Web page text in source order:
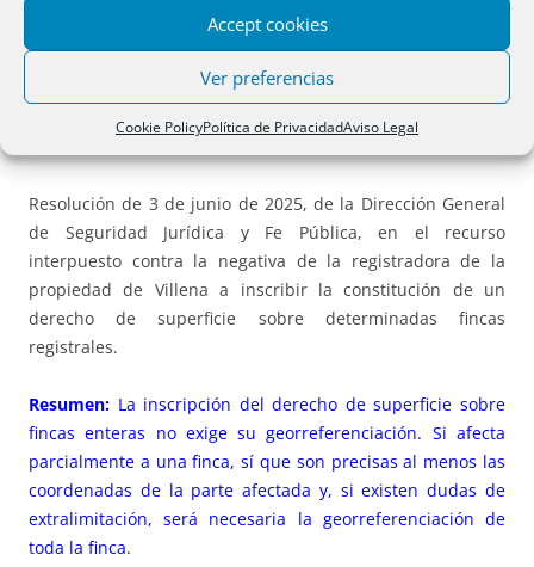
Accept cookies
Ver preferencias
Cookie PolicyPolítica de PrivacidadAviso Legal
268.** DERECHO DE SUPERFICIE SOBRE FINCAS
ENTERAS Y SOBRE PARTE DE OTRAS FINCAS:
CUÁNDO GEORREFERENCIACIÓN
Resolución de 3 de junio de 2025, de la Dirección General
de Seguridad Jurídica y Fe Pública, en el recurso
interpuesto contra la negativa de la registradora de la
propiedad de Villena a inscribir la constitución de un
derecho de superficie sobre determinadas fincas
registrales.
Resumen: La inscripción del derecho de superficie sobre
fincas enteras no exige su georreferenciación. Si afecta
parcialmente a una finca, sí que son precisas al menos las
coordenadas de la parte afectada y, si existen dudas de
extralimitación, será necesaria la georreferenciación de
toda la finca.